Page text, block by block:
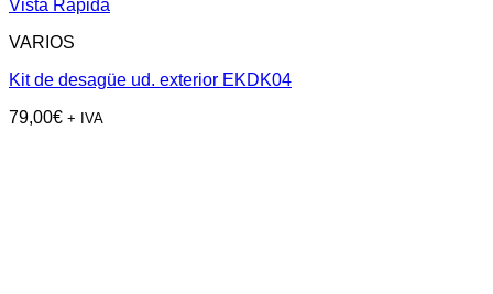
Vista Rápida
VARIOS
Kit de desagüe ud. exterior EKDK04
79,00€ + IVA